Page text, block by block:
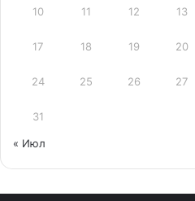
10 11 12 13
17 18 19 20
24 25 26 27
31
« Июл